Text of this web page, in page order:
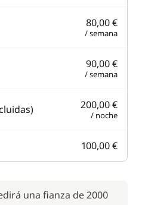
80,00 €
/ semana
90,00 €
/ semana
200,00 €
/ noche
100,00 €
una fianza de 2000